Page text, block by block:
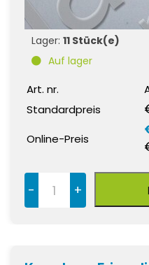
Lager: 11 Stück(e)
Auf lager
Art. nr.
Standardpreis
Online-Preis
- +